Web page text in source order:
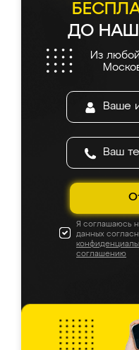
ДО
Из
Я соглашаюсь
данных
соглашению